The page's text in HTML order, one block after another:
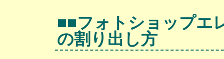
■■フォトショップエ
の割り出し方